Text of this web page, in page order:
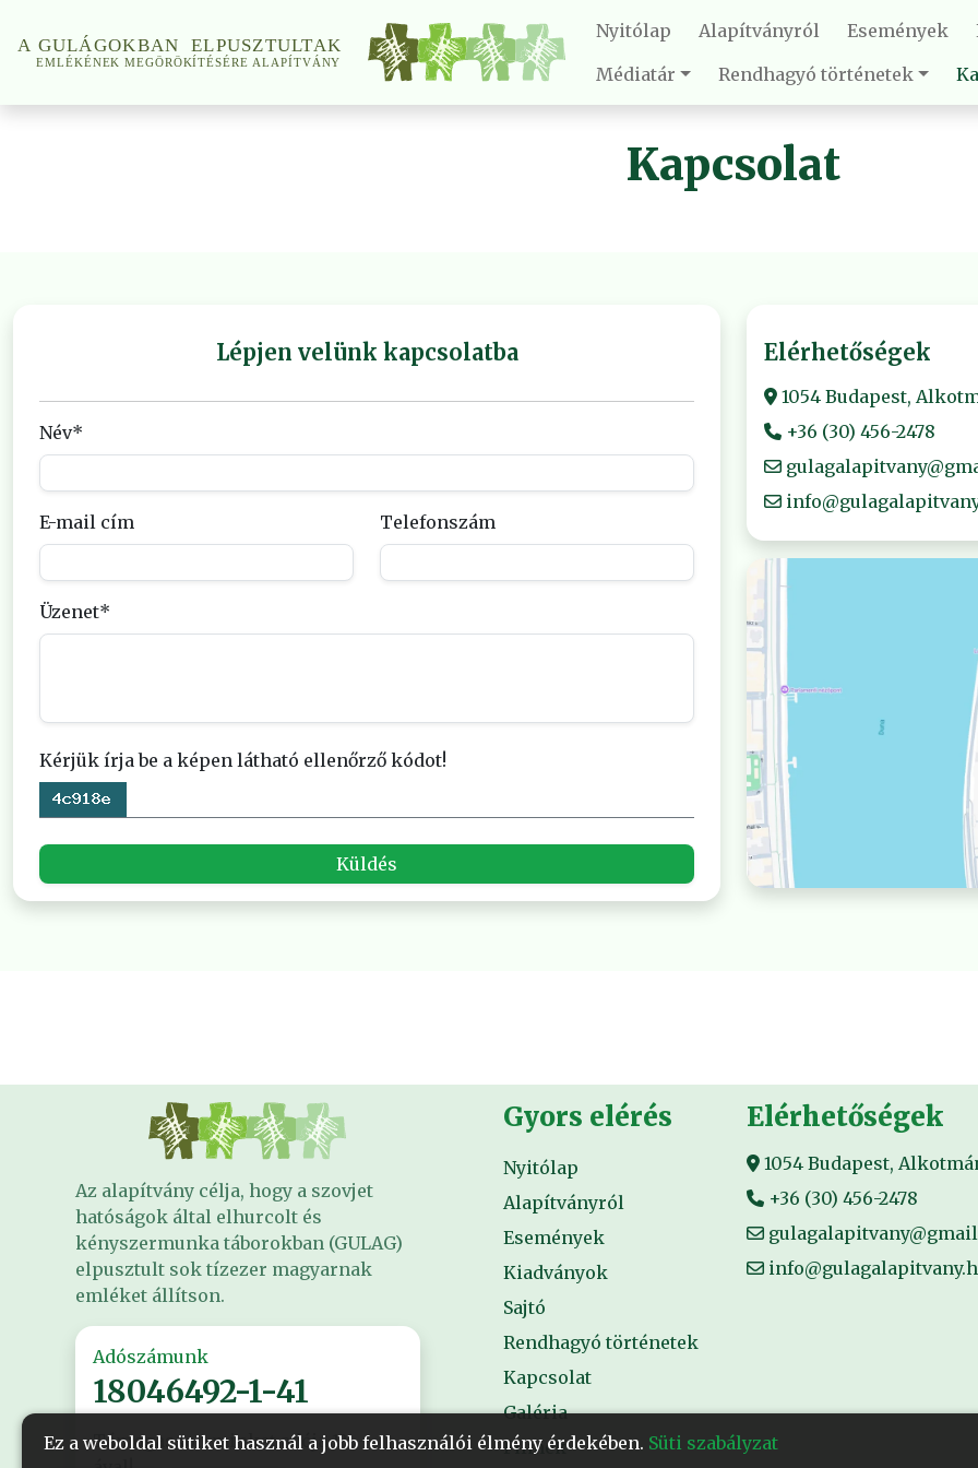
Nyitólap Alapítványról Események
Médiatár
Rendhagyó történetek
Ez a weboldal sütiket használ a jobb felhasználói élmény érdekében. Süti szabályzat
Kapcsolat
Lépjen velünk kapcsolatba
Név
E-mail cím Telefonszám
Üzenet
Kérjük írja be a képen látható ellenőrző kódot!
Küldés
Elérhetőségek
1054 Budapest,
+36 (30) 456-2478
Az alapítvány célja, hogy a szovjet
hatóságok által elhurcolt és
kényszermunka táborokban (GULAG)
elpusztult sok tízezer magyarnak
emléket állítson.
Adószámunk
18046492-1-41
Támogasson minket adója 1%-
Gyors elérés
Nyitólap
Alapítványról
Események
Kiadványok
Sajtó
Rendhagyó történetek
Kapcsolat
Galéria
Filmek
Elérhetőségek
1054 Budapest,
+36 (30) 456-2478